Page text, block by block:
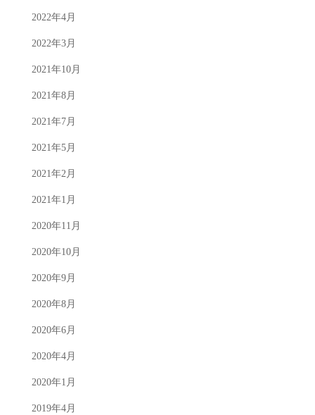
2022年4月
2022年3月
2021年10月
2021年8月
2021年7月
2021年5月
2021年2月
2021年1月
2020年11月
2020年10月
2020年9月
2020年8月
2020年6月
2020年4月
2020年1月
2019年4月